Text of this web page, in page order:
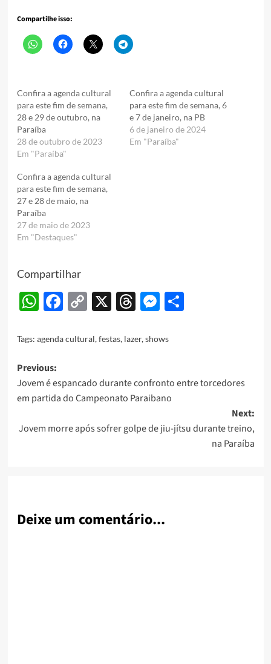
Compartilhe isso:
Confira a agenda cultural
para este fim de semana,
28 e 29 de outubro, na
Paraíba
28 de outubro de 2023
Em "Paraíba"
Confira a agenda cultural
para este fim de semana, 6
e 7 de janeiro, na PB
6 de janeiro de 2024
Em "Paraíba"
Confira a agenda cultural
para este fim de semana,
27 e 28 de maio, na
Paraíba
27 de maio de 2023
Em "Destaques"
Compartilhar
WhatsApp
Facebook
Copy
X Threads
Messenger
Share
Tags: agenda cultural,festas, lazer,shows
Post
navigation
Previous:
Jovem é espancado durante confronto entre torcedores
em partida do Campeonato Paraibano
Next:
Jovem morre após sofrer golpe de jiu-jítsu durante treino,
na Paraíba
Deixe um comentário...